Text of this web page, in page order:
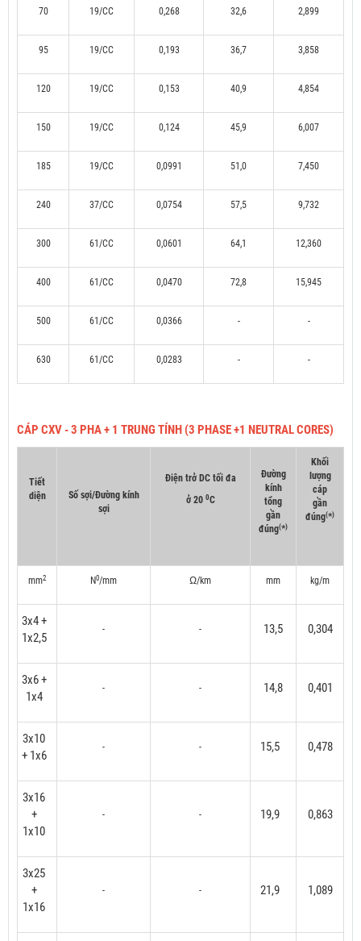
70 19/CC 0,268 32,6 2,899
95 19/CC 0,193 36,7 3,858
120 19/CC 0,153 40,9 4,854
150 19/CC 0,124 45,9 6,007
185 19/CC 0,0991 51,0 7,450
240 37/CC 0,0754 57,5 9,732
300 61/CC 0,0601 64,1 12,360
400 61/CC 0,0470 72,8 15,945
500 61/CC 0,0366 - -
630 61/CC 0,0283 - -
CÁP CXV - 3 PHA + 1 TRUNG TÍNH (3 PHASE +1 NEUTRAL CORES)
Tiết
diện
Số sợi/Đường kính
sợi
Điện trở DC tối đa
ở 20 0C
Đường
kính
tổng
gần
đúng(*)
Khối
lượng
cáp
gần
đúng(*)
mm2 N0/mm Ω/km mm kg/m
3x4 +
1x2,5
- - 13,5 0,304
3x6 +
1x4
- - 14,8 0,401
3x10
+ 1x6
- - 15,5 0,478
3x16
+
1x10
- - 19,9 0,863
3x25
+
1x16
- - 21,9 1,089